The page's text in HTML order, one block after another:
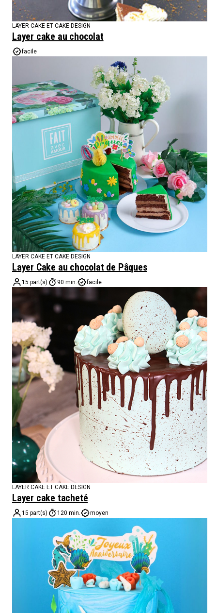
LAYER CAKE ET CAKE DESIGN
Layer cake au chocolat
facile
LAYER CAKE ET CAKE DESIGN
Layer Cake au chocolat de Pâques
15 part(s) 90 min. facile
LAYER CAKE ET CAKE DESIGN
Layer cake tacheté
15 part(s) 120 min. moyen